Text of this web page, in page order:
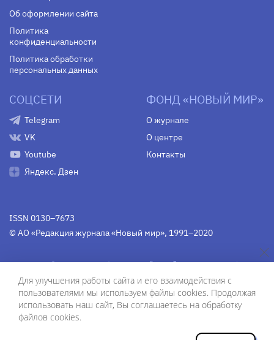
Об оформлении сайта
Политика
конфиденциальности
Политика обработки
персональных данных
СОЦСЕТИ
Telegram
VK
Youtube
Яндекс. Дзен
ФОНД «НОВЫЙ МИР»
О журнале
О центре
Контакты
ISSN 0130–7673
© АО «Редакция журнала «Новый мир», 1991–2020
Свидетельство Федеральной службы по надзору в сфере
коммуникаций средства массовой информации
(Роскомнадзор)ПИ № Фс 77-75754 от 13 июня 2019 г.
Для улучшения работы сайта и его взаимодействия с
пользователями мы используем файлы cookies. Продолжая
использовать наш сайт, Вы соглашаетесь на обработку
файлов cookies.